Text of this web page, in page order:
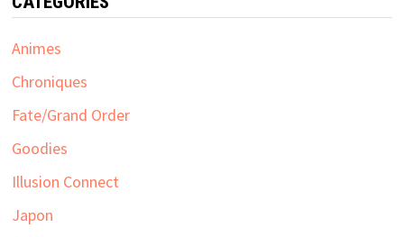
Animes
Chroniques
Fate/Grand Order
Goodies
Illusion Connect
Japon